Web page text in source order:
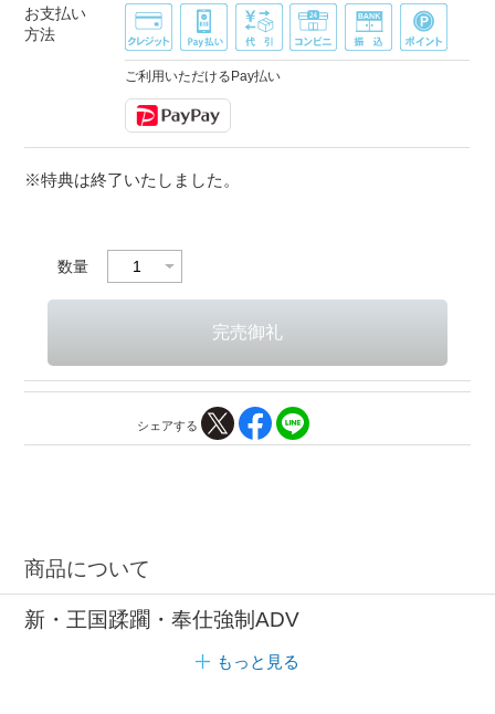
お支払い
方法
ご利用いただけるPay払い
※特典は終了いたしました。
数量
シェアする
商品について
新・王国蹂躙・奉仕強制ADV
もっと見る